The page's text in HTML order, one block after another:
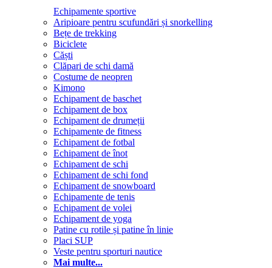
Echipamente sportive
Aripioare pentru scufundări și snorkelling
Bețe de trekking
Biciclete
Căști
Clăpari de schi damă
Costume de neopren
Kimono
Echipament de baschet
Echipament de box
Echipament de drumeții
Echipamente de fitness
Echipament de fotbal
Echipament de înot
Echipament de schi
Echipament de schi fond
Echipament de snowboard
Echipamente de tenis
Echipament de volei
Echipament de yoga
Patine cu rotile și patine în linie
Placi SUP
Veste pentru sporturi nautice
Mai multe...